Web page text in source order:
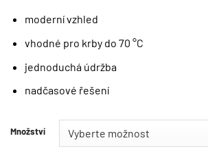
moderní vzhled
vhodné pro krby do 70 °C
jednoduchá údržba
nadčasové řešení
Množství